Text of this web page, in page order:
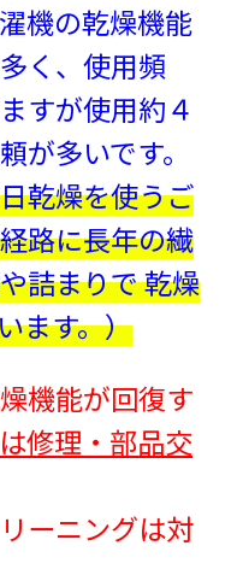
機の乾燥機能
く、 使用頻
すが使用約４
が多いです。
乾燥を使うご
路に長年の繊
詰まりで 乾燥
ます。）
機能が回復す
修理・部品交
ーニングは対